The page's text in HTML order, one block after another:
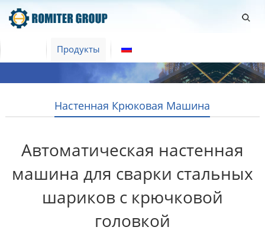
Продукты
Настенная Крюковая Машина
Автоматическая настенная
машина для сварки стальных
шариков с крючковой
головкой